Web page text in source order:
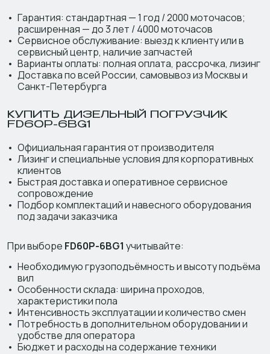
Гарантия: стандартная — 1 год / 2000 моточасов;
расширенная — до 3 лет / 4000 моточасов
Сервисное обслуживание: выезд к клиенту или в
сервисный центр, наличие запчастей
Варианты оплаты: полная оплата, рассрочка, лизинг
Доставка по всей России, самовывоз из Москвы и
Санкт-Петербурга
КУПИТЬ ДИЗЕЛЬНЫЙ ПОГРУЗЧИК
FD60P-6BG1
Официальная гарантия от производителя
Лизинг и специальные условия для корпоративных
клиентов
Быстрая доставка и оперативное сервисное
сопровождение
Подбор комплектаций и навесного оборудования
под задачи заказчика
При выборе FD60P-6BG1 учитывайте:
Необходимую грузоподъёмность и высоту подъёма
вил
Особенности склада: ширина проходов,
характеристики пола
Интенсивность эксплуатации и количество смен
Потребность в дополнительном оборудовании и
удобстве для оператора
Бюджет и расходы на содержание техники